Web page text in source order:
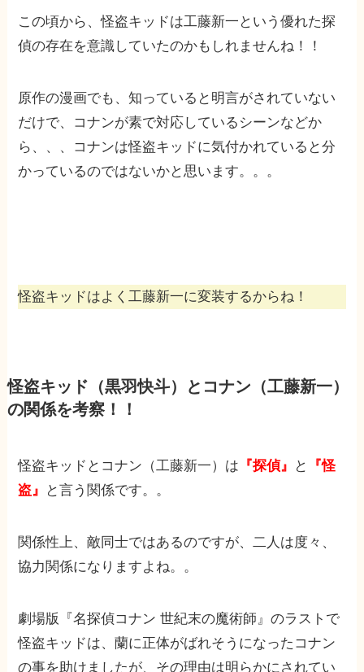
この頃から、怪盗キッドは工藤新一という優れた探
偵の存在を意識していたのかもしれませんね！！
原作の漫画でも、知っていると明言がされていない
だけで、コナンが素で対応しているシーンなどか
ら、、、コナンは怪盗キッドに気付かれていると分
かっているのではないかと思います。。。
怪盗キッドはよく工藤新一に変装するからね！
怪盗キッド（黒羽快斗）とコナン（工藤新一）
の関係を考察！！
怪盗キッドとコナン（工藤新一）は 『探偵』 と
『怪
盗』
と言う関係です。。
関係性上、敵同士ではあるのですが、二人は度々、
協力関係になりますよね。。
劇場版『名探偵コナン 世紀末の魔術師』のラストで
怪盗キッドは、蘭に正体がばれそうになったコナン
の事を助けましたが、その理由は明らかにされてい